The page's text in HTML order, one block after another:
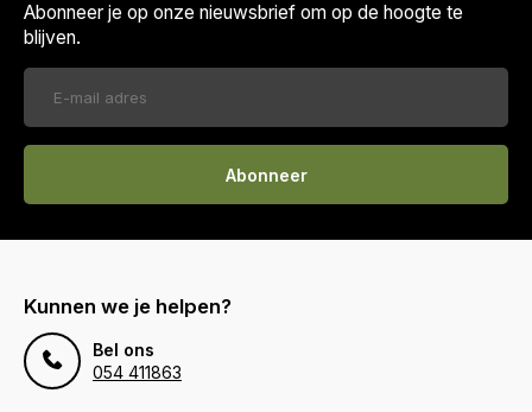
Abonneer je op onze nieuwsbrief om op de hoogte te
blijven.
Abonneer
Kunnen we je helpen?
Bel ons
054 411863